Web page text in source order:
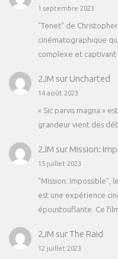
1 septembre 2023
"Tenet" de
cinématographique
complexe et captivant
2JM sur Uncharted
14 août 2023
« Sic parvis magna »
grandeur vient des
2JM sur Mission:
15 juillet 2023
"Mission: Impossible",
est une expérience
époustouflante. Ce
2JM surThe Raid
12 juillet 2023